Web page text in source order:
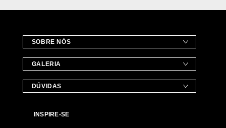
SOBRE NÓS
GALERIA
DÚVIDAS
INSPIRE-SE